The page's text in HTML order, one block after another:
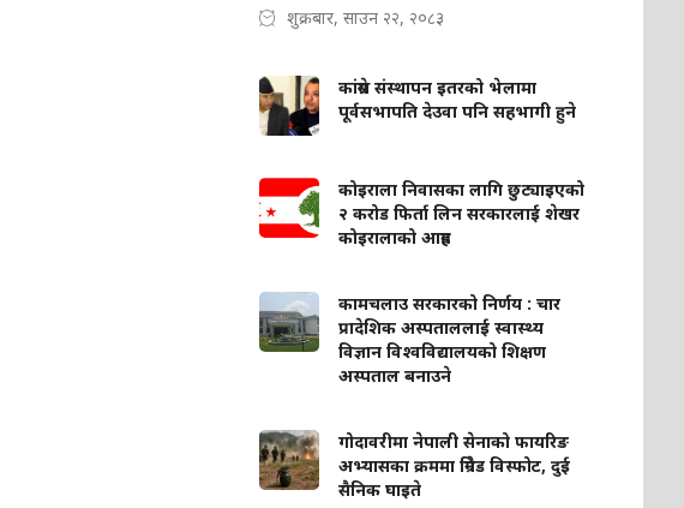
शुक्रबार, साउन २२, २०८३
कांग्रेस संस्थापन इतरको भेलामा
पूर्वसभापति देउवा पनि सहभागी हुने
कोइराला निवासका लागि छुट्याइएको
२ करोड फिर्ता लिन सरकारलाई शेखर
कोइरालाको आग्रह
कामचलाउ सरकारको निर्णय : चार
प्रादेशिक अस्पताललाई स्वास्थ्य
विज्ञान विश्वविद्यालयको शिक्षण
अस्पताल बनाउने
गोदावरीमा नेपाली सेनाको फायरिङ
अभ्यासका क्रममा ग्रिनेड विस्फोट, दुई
सैनिक घाइते